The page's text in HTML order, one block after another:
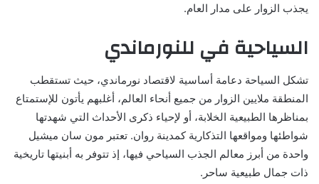
يجذب الزوار على مدار العام.
السياحية في للنورماندي
تشكل السياحة دعامة أساسية لاقتصاد نورماندي، حيث تستقطب
المنطقة ملايين الزوار من جميع أنحاء العالم، أغلبهم يأتون للإستمتاع
بمناظرها الطبيعية الخلابة، أو لإحياء ذكرى الأحداث التي شهدتها
شواطئها ومواقعها التذكارية كمدينة روان. تعتبر مون سان ميشيل
واحدة من أبرز معالم الجذب السياحي فيها، إذ تتوفر به أبنيتها تاريخية
ذات جمال طبيعية ساحر.